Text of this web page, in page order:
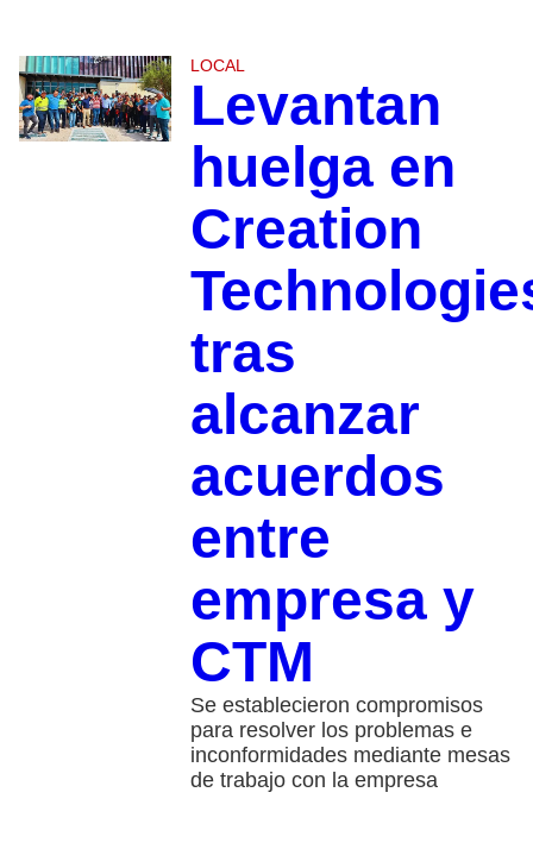
LOCAL
Levantan
huelga en
Creation
tras
alcanzar
acuerdos
entre
empresa y
CTM
Se establecieron compromisos
para resolver los problemas e
inconformidades mediante mesas
de trabajo con la empresa